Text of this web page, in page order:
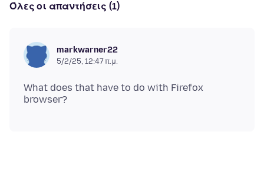
Όλες οι απαντήσεις (1)
markwarner22
5/2/25, 12:47 π.μ.
What does that have to do with Firefox